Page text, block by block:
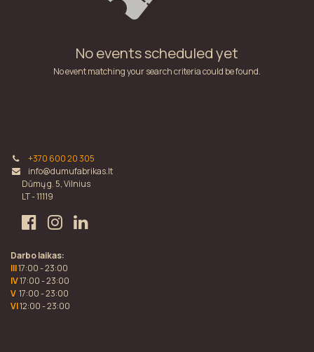
No events scheduled yet
No event matching your search criteria could be found.
+370 600 20 305
info@dumufabrikas.lt
Dūmų g. 5, Vilnius
LT - 11119
Darbo laikas:
III17:00 - 23:00
IV17:00 - 23:00
V 17:00 - 23:00
VI12:00 - 23:00